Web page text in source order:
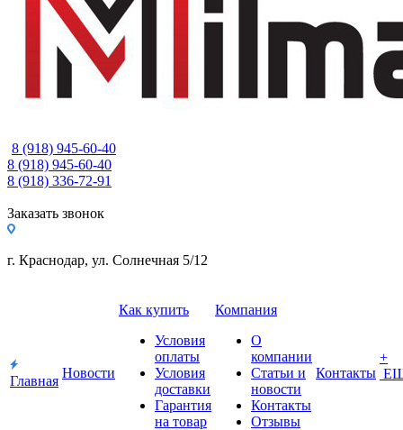
8 (918) 945-60-40
8 (918) 945-60-40
8 (918) 336-72-91
Заказать звонок
г. Краснодар, ул. Солнечная 5/12
Главная
Новости
Как купить
Условия
оплаты
Условия
доставки
Гарантия
на товар
Компания
О
компании
Статьи и
новости
Контакты
Отзывы
Контакты
+